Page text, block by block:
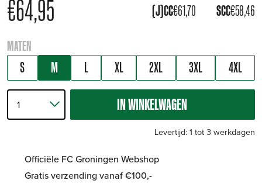
€64,95 (J)CC€61,70 SCC€58,46
MATEN
S M L XL 2XL 3XL 4XL
IN WINKELWAGEN
Levertijd: 1 tot 3 werkdagen
Officiële FC Groningen Webshop
Gratis verzending vanaf €100,-